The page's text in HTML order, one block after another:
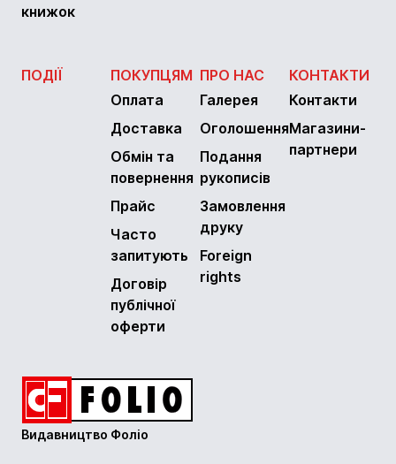
книжок
ПОДІЇ
ПОКУПЦЯМ
Оплата
Доставка
Обмін та
повернення
Прайс
Часто
запитують
Договір
публічної
оферти
ПРО НАС
Галерея
Оголошення
Подання
рукописів
Замовлення
друку
Foreign
rights
КОНТАКТИ
Контакти
Магазини-
партнери
Видавництво Фоліо